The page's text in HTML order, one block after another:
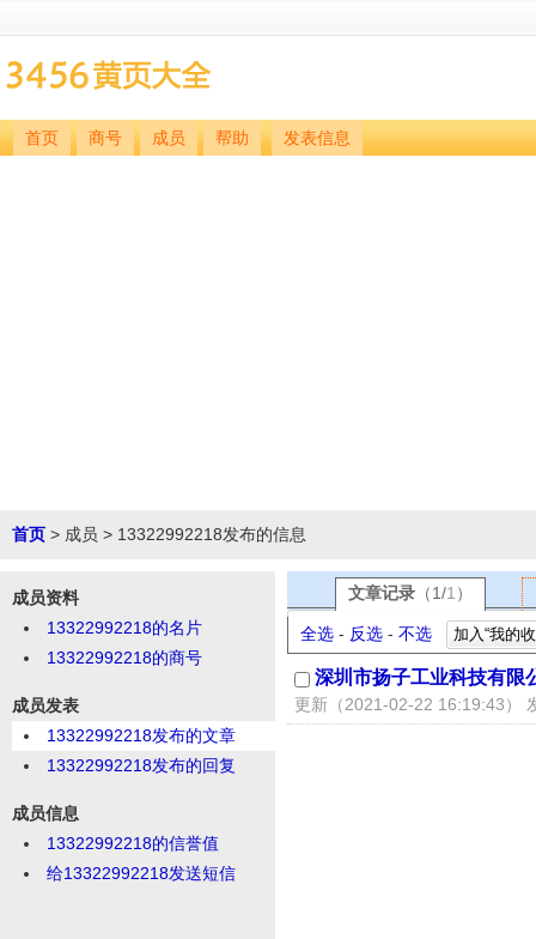
首页 商号 成员 帮助 发表信息
首页 > 成员 > 13322992218发布的信息
成员资料
13322992218的名片
13322992218的商号
成员发表
13322992218发布的文章
13322992218发布的回复
成员信息
13322992218的信誉值
给13322992218发送短信
文章记录 （1/1 ）
全选 - 反选 - 不选 加入“我的
深圳市扬子工业科技有限
更新（2021-02-22 16:19:43）